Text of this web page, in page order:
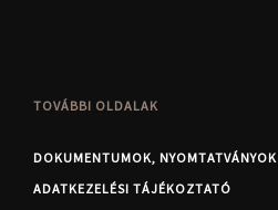
TOVÁBBI OLDALAK
DOKUMENTUMOK, NYOMTATVÁNYOK
ADATKEZELÉSI TÁJÉKOZTATÓ